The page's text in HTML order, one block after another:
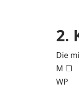
2.
Die
M ☐
WP